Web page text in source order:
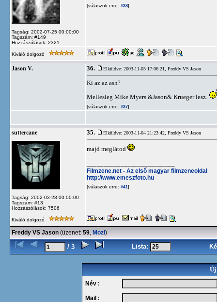
Tagság: 2002-07-25 00:00:00
Tagszám: #149
Hozzászólások: 2321
[válaszok erre: #38]
Kiváló dolgozó
Jason V. 36. Elküldve: 2003-11-05 17:06:21, Freddy VS Jason
Ki az az ash?
Mellesleg Mike Myers &Jason& Krueger lesz.
[válaszok erre: #37]
suttercane
Tagság: 2002-03-28 00:00:00
Tagszám: #13
Hozzászólások: 7506
35. Elküldve: 2003-11-04 21:23:42, Freddy VS Jason
majd meglátod
Filmzene.net - Az első magyar filmzeneoldal
http://www.emeszfoto.hu
[válaszok erre: #41]
Kiváló dolgozó
Freddy VS Jason (üzenet: 59, Mozi)
/ 3 Lista:
Új
Név :
Mail :